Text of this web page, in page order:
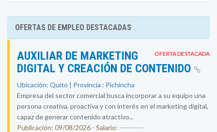
OFERTAS DE EMPLEO DESTACADAS
OFERTA DESTACADA
AUXILIAR DE MARKETING
DIGITAL Y CREACIÓN DE CONTENIDO
Ubicación: Quito | Provincia : Pichincha
Empresa del sector comercial busca incorporar a su equipo una
persona creativa, proactiva y con interés en el marketing digital,
capaz de generar contenido atractivo...
Publicación: 09/08/2026 - Salario: ----------